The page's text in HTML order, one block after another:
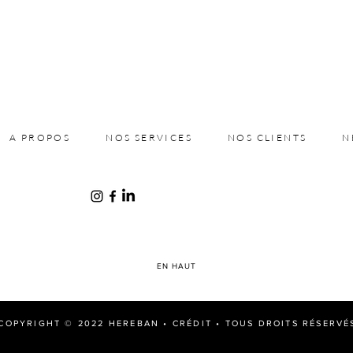
A PROPOS NOS SERVICES NOS CLIENTS
EN HAUT
© 2022 HEREBAN • CRÉDIT• TOUS DROITS